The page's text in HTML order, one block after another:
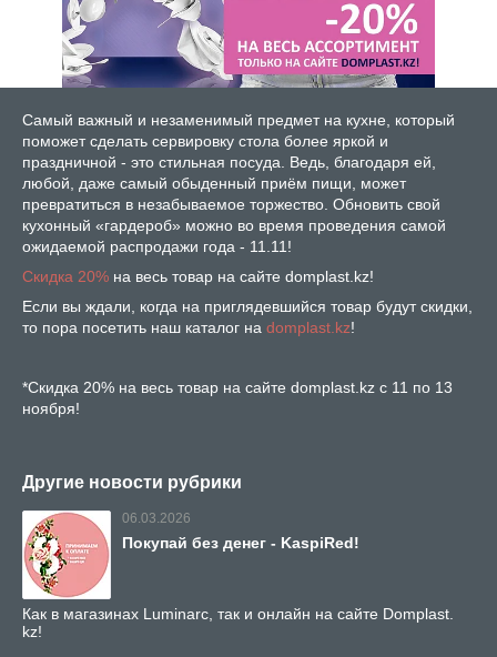
Самый важный и незаменимый предмет на кухне, который
поможет сделать сервировку стола более яркой и
праздничной - это стильная посуда. Ведь, благодаря ей,
любой, даже самый обыденный приём пищи, может
превратиться в незабываемое торжество. Обновить свой
кухонный «гардероб» можно во время проведения самой
ожидаемой распродажи года - 11.11!
Скидка 20% на весь товар на сайте domplast.kz!
Если вы ждали, когда на приглядевшийся товар будут скидки,
то пора посетить наш каталог на domplast.kz!
*Скидка 20% на весь товар на сайте domplast.kz с 11 по 13
ноября!
Другие новости рубрики
06.03.2026
Покупай без денег - KaspiRed!
Как в магазинах Luminarc, так и онлайн на сайте Domplast.
kz!